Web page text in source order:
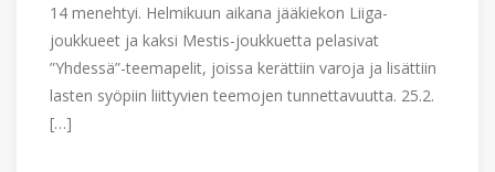
14 menehtyi. Helmikuun aikana jääkiekon Liiga-
joukkueet ja kaksi Mestis-joukkuetta pelasivat
”Yhdessä”-teemapelit, joissa kerättiin varoja ja lisättiin
lasten syöpiin liittyvien teemojen tunnettavuutta. 25.2.
[…]